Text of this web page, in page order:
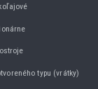
typu (vrátky)